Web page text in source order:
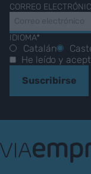
CORREO
IDIOMA*
Catalán
He leído y
Suscribirse